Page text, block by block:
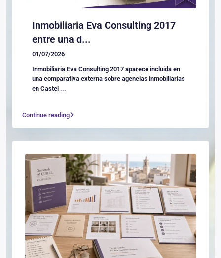
Inmobiliaria Eva Consulting 2017
entre una d...
01/07/2026
Inmobiliaria Eva Consulting 2017 aparece incluida en
una comparativa externa sobre agencias inmobiliarias
en Castel ...
Continue reading